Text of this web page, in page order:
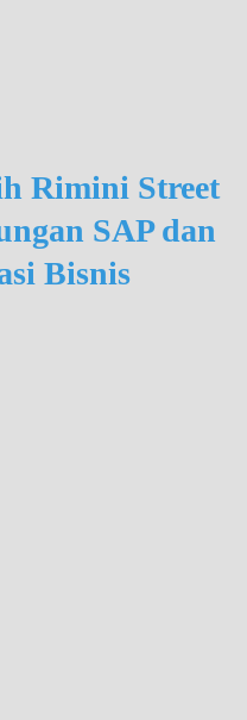
Rimini Street
SAP dan
Bisnis